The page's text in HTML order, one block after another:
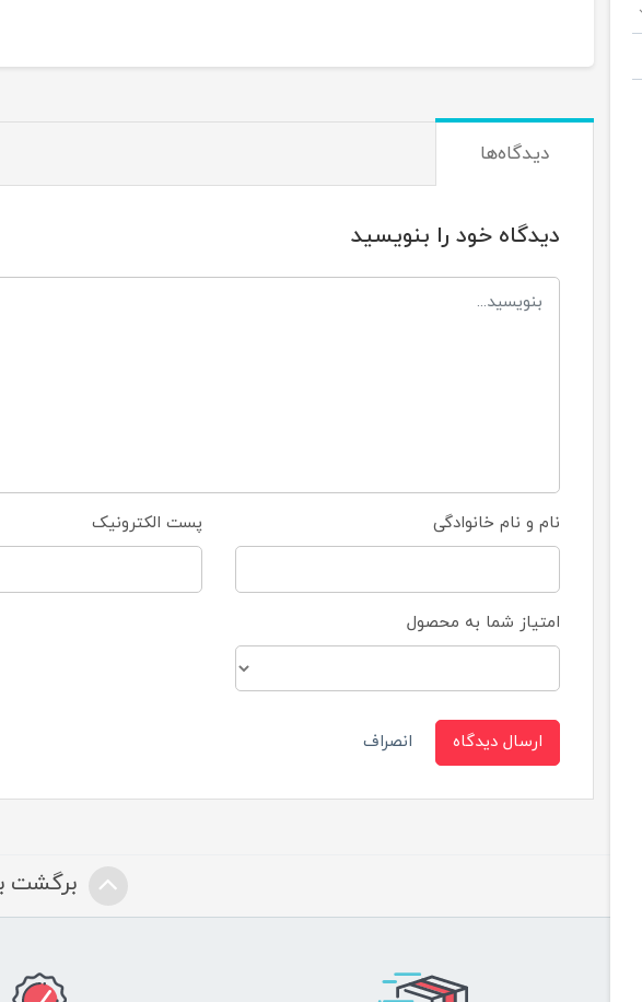
دیدگاه‌ها
دیدگاه خود را بنویسید
نام و نام خانوادگی پست الکترونیک
امتیاز شما به محصول
ارسال دیدگاه انصراف
برگشت